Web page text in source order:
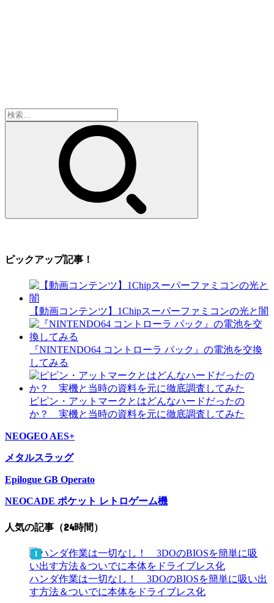
検
索:
ピックアップ記事！
【動画コンテンツ】1Chipスーパーファミコンの光と闇
『NINTENDO64 コントローラ パック』の電池を交換
してみる
ピピン・アットマークとはどんなハードだったの
か？ 実機と当時の資料を元に徹底調査してみた
NEOGEO AES+
メタルスラッグ
Epilogue GB Operato
NEOCADE ポケット レトロゲーム機
人気の記事（24時間）
ハンダ作業は一切なし！ 3DOのBIOSを簡単に吸い出
す方法＆ついでに本体をドライブレス化